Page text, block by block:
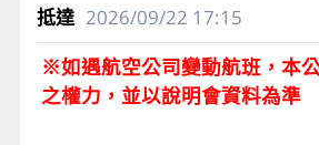
2026/09/22 17:15
※如遇航空公司變動航班，本
之權力，並以說明會資料為準